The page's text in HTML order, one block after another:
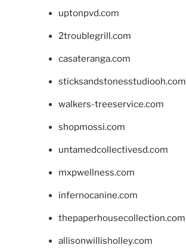
uptonpvd.com
2troublegrill.com
casateranga.com
sticksandstonesstudiooh.com
walkers-treeservice.com
shopmossi.com
untamedcollectivesd.com
mxpwellness.com
infernocanine.com
thepaperhousecollection.com
allisonwillisholley.com